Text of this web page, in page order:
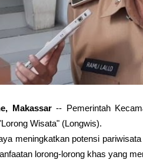
Makassar-- Pemerintah
Wisata" (Longwis).
meningkatkan potensi
lorong-lorong khas yang